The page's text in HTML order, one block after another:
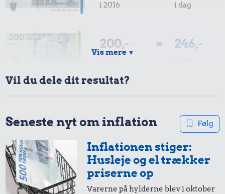
i 2016 i dag
200,- = 246,-
100,-
i 2016
= 123,-
i dag
50,-
i 2016
= 62,-
Vis mere ▼
Vil du dele dit resultat?
Seneste nyt om inflation Følg
Inflationen stiger:
Husleje og el trækker
priserne op
Varerne på hylderne blev i oktober